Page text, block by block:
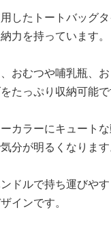
したトートバッグ
力を持っています。
おむつや哺乳瓶、
たっぷり収納可能で
カラーにキュートな
分が明るくなります
ドルで持ち運びや
インです。